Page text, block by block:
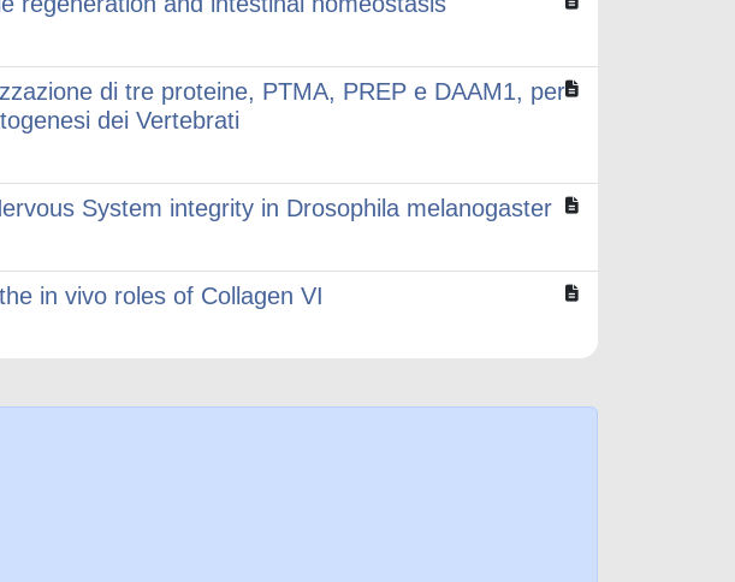
di tre proteine, PTMA, PREP e DAAM1, per
dei Vertebrati
System integrity in Drosophila melanogaster
in vivo roles of Collagen VI